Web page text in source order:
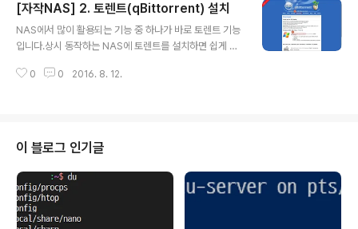
ver다운로드 버튼을 누르면 sourceforge를 통해서 바
로 다운로드가 가능합니다.받은 파일을 실행해서 FileZilla
서버 설치를 합니다.FileZilla 서버 설치를 위해 동의(I Ag
(Service)를 포함한 설치 옵..
[자작NAS] 2. 토렌트(qBittorrent) 설치
NAS에서 많이 활용되는 기능 중 하나가 바로 토렌트 기능
입니다.상시 동작하는 NAS에 토렌트를 설치하면 쉽게 시
작권은 반드시 신경써야 합니다.토렌트 클라이언트 중 하
nt 설치아래 사이트에서 최신 버전의 qBittorrent를 다운
로드 받습니다.http://www.qbittorrent.org/downloa
d.php대부분의 OS를 지원하기 때문에 설치된 OS에 맞
게 다운로드를 하면 됩니다.윈도우 버전은 가장 위에 있기
때문에 눌러서 다운로드 받으면 됩니다.다운로드..
0 0 2016. 8. 12.
이 블로그 인기글